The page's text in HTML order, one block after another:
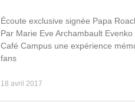
Écoute exclusive signée Papa
Par Marie Eve Archambault
Café Campus une expérience
fans
18 avril 2017